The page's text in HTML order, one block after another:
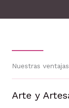
Nuestras
Arte y